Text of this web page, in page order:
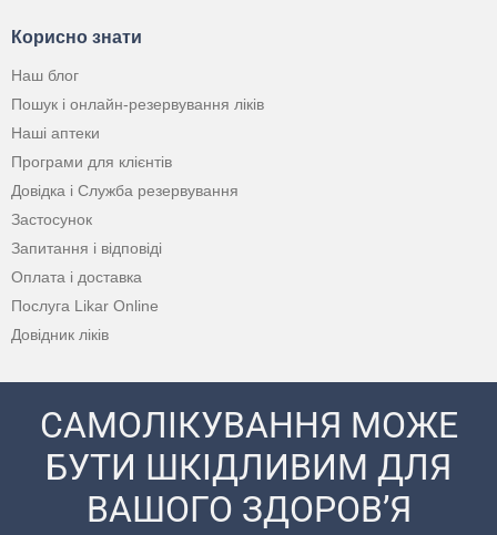
Корисно знати
Наш блог
Пошук і онлайн-резервування ліків
Наші аптеки
Програми для клієнтів
Довідка і Служба резервування
Застосунок
Запитання і відповіді
Оплата і доставка
Послуга Likar Online
Довідник ліків
САМОЛІКУВАННЯ МОЖЕ
БУТИ ШКІДЛИВИМ ДЛЯ
ВАШОГО ЗДОРОВ’Я